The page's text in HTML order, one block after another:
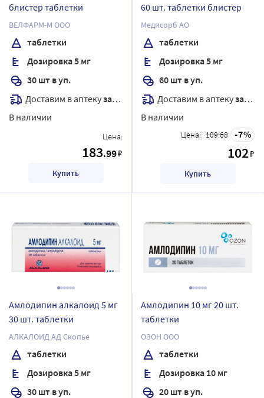
блистер таблетки
ВЕЛФАРМ-М ООО
таблетки
Дозировка 5 мг
30 шт в уп.
Доставим в аптекузавтра
В наличии
Цена:
183.99₽
Купить
60 шт. таблетки блистер
Медисорб АО
таблетки
Дозировка 5 мг
60 шт в уп.
Доставим в аптекузавтра
В наличии
Цена: 109.68 7
102₽
Купить
Амлодипин алкалоид 5 мг
30 шт. таблетки
АЛКАЛОИД АД Скопье
таблетки
Дозировка 5 мг
30 шт в уп.
Амлодипин 10 мг 20 шт.
таблетки
ОЗОН ООО
таблетки
Дозировка 10 мг
20 шт в уп.